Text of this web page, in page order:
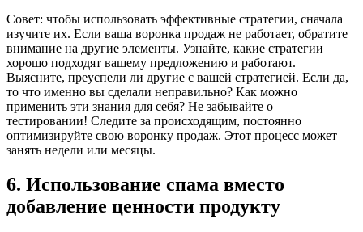
Совет: чтобы использовать эффективные стратегии, сначала
изучите их. Если ваша воронка продаж не работает, обратите
внимание на другие элементы. Узнайте, какие стратегии
хорошо подходят вашему предложению и работают.
Выясните, преуспели ли другие с вашей стратегией. Если да,
то что именно вы сделали неправильно? Как можно
применить эти знания для себя? Не забывайте о
тестировании! Следите за происходящим, постоянно
оптимизируйте свою воронку продаж. Этот процесс может
занять недели или месяцы.
6. Использование спама вместо
добавление ценности продукту